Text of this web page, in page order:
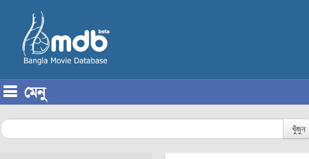
মেনু
খুঁজুন